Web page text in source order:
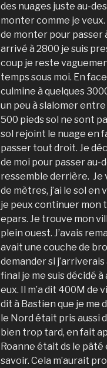
des nuages juste au-
monter comme je
de monter pour passer
arrivé à 2800 je suis
coup je reste
temps sous moi. En
culmine à quelques
un peu à slalomer
500 pieds sol ne sont
sol rejoint le nuage en
passer tout droit. Je
de moi pour passer au-
ressemble derrière. Je
de mètres, j’ai le sol en
je peux continuer mon
epars. Je trouve mon
plein ouest. J’avais
avait une couche de
demander si j’arriverais
final je me suis décidé
eux. Il m’a dit 400M de
dit à Bastien que je me
le Nord était pris aussi
bien trop tard, en fait
Roanne était ds le
savoir. Cela m’aurait